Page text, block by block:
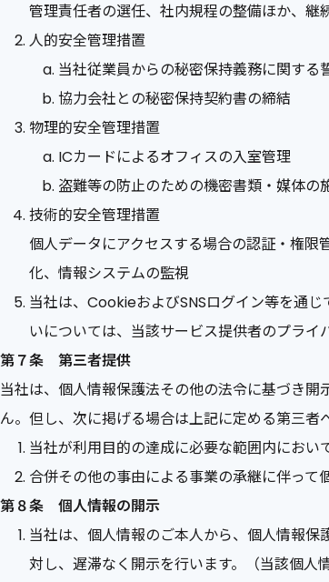
管理責任者の選任、社内規程の整備ほか、
人的安全管理措置
当社従業員からの秘密保持義務に関す
協力会社との秘密保持契約書の締結
物理的安全管理措置
ICカードによるオフィスの入室管理
盗難等の防止のための機密書類・媒体の
技術的安全管理措置
個人データにアクセスする場合の認証・権
化、情報システムの監視
当社は、CookieおよびSNSログイン等を通
いについては、当該サービス提供者のプライ
第７条 第三者提供
当社は、個人情報保護法その他の法令に基づき
ん。但し、次に掲げる場合は上記に定める第三者
当社が利用目的の達成に必要な範囲内にお
合併その他の事由による事業の承継に伴って
第８条 個人情報の開示
当社は、個人情報のご本人から、個人情報
対し、遅滞なく開示を行います。（当該個